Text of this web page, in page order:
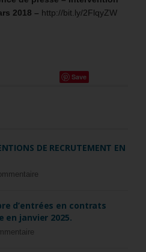
2018 – http://bit.ly/2FlqyZW
Save
DE RECRUTEMENT EN
d’entrées en contrats
en janvier 2025.